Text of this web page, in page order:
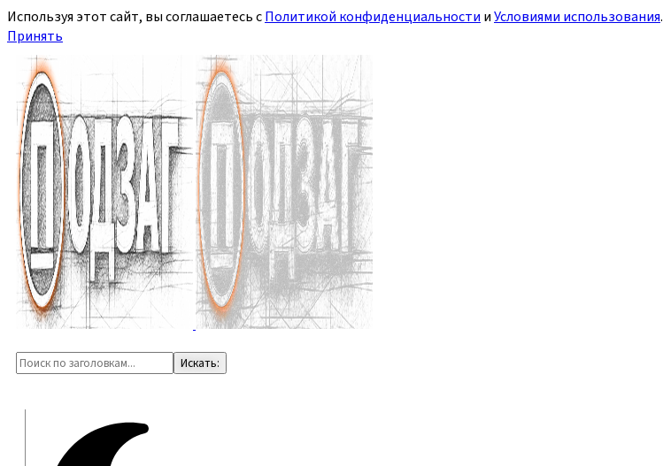
Используя этот сайт, вы соглашаетесь сПолитикой конфиденциальности иУсловиями использования.
Принять